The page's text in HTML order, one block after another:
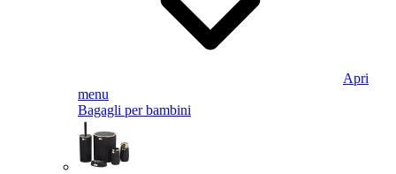
Apri
menu
Bagagli per bambini